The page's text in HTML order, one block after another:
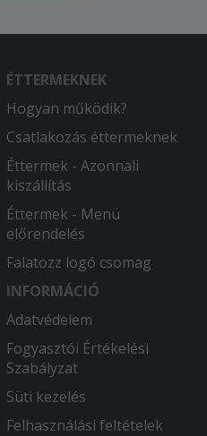
ÉTTERMEKNEK
Hogyan működik?
Csatlakozás éttermeknek
Éttermek - Azonnali
kiszállítás
Éttermek - Menü
előrendelés
Falatozz logó csomag
INFORMÁCIÓ
Adatvédelem
Fogyasztói Értékelési
Szabályzat
Süti kezelés
Felhasználási feltételek